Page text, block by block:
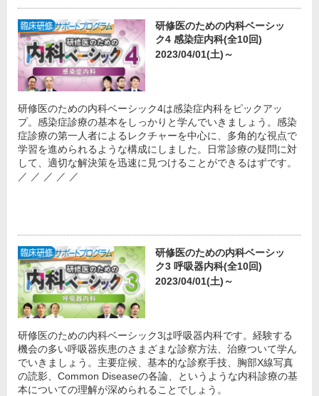
研修医のための内科ベーシッ
ク4 感染症内科(全10回)
2023/04/01(土)～
研修医のための内科ベーシック4は感染症内科をピックアッ
プ。感染症診療の基本をしっかりと学んでいきましょう。感染
症診療の第一人者によるレクチャーを中心に、多角的な視点で
学習を進められるような構成にしました。日常診療の疑問に対
して、適切な解決策を迅速に見つけることができるはずです。
／ ／ ／ ／ ／
研修医のための内科ベーシッ
ク3 呼吸器内科(全10回)
2023/04/01(土)～
研修医のための内科ベーシック3は呼吸器内科です。経験する
機会の多い呼吸器疾患のさまざまな診察方法、治療ついて学ん
でいきましょう。主要症候、基本的な診察手技、胸部X線写真
の読影、Common Diseaseの各論、というような内科診療の基
本についての理解が深められることでしょう。